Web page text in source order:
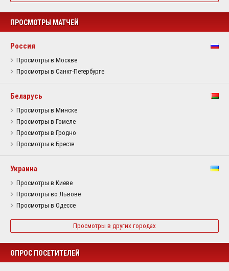
ПРОСМОТРЫ МАТЧЕЙ
Россия
Просмотры в Москве
Просмотры в Санкт-Петербурге
Беларусь
Просмотры в Минске
Просмотры в Гомеле
Просмотры в Гродно
Просмотры в Бресте
Украина
Просмотры в Киеве
Просмотры во Львове
Просмотры в Одессе
Просмотры в других городах
ОПРОС ПОСЕТИТЕЛЕЙ